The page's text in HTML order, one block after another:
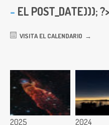
EL POST_DATE)));
VISITA EL CALENDARIO
2025 2024